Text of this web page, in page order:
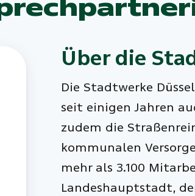
Über die
Die Stadtwerke
seit einigen Jahren
zudem die
kommunalen
mehr als 3.100
Landeshauptstadt,